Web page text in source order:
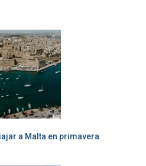
a Malta en primavera